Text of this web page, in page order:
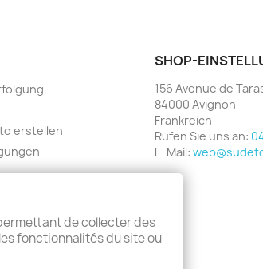
erstellen
SHOP-
156 Avenue de
84000 Avignon
Frankreich
Rufen Sie uns an:
E-Mail:
de collecter des
fonctionnalités du site ou